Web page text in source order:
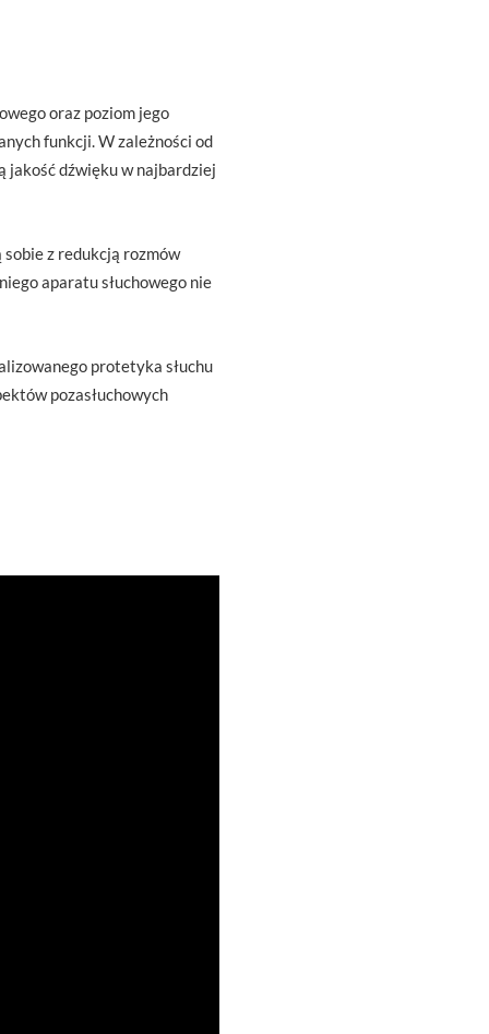
oraz poziom jego
funkcji. W zależności od
jakość dźwięku w najbardziej
z redukcją rozmów
aparatu słuchowego nie
protetyka słuchu
pozasłuchowych